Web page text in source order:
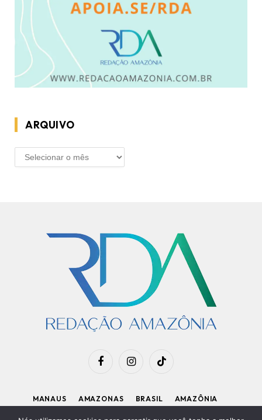
ARQUIVO
ARQUIVO
FacebookInstagramTikTok
MANAUS AMAZONAS BRASIL
AMAZÔNIA
APOIE O RDA